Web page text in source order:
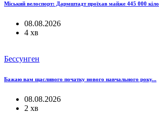
Міський велоспорт: Дармштадт проїхав майже 445 000
08.08.2026
4 хв
Бессунген
Бажаю вам щасливого початку нового навчального року...
08.08.2026
2 хв